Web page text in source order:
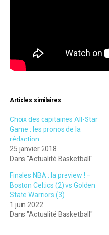
Articles similaires
Choix des capitaines All-Star
Game : les pronos de la
rédaction
25 janvier 2018
Dans "Actualité Basketball"
Finales NBA : la preview ! –
Boston Celtics (2) vs Golden
State Warriors (3)
1 juin 2022
Dans "Actualité Basketball"